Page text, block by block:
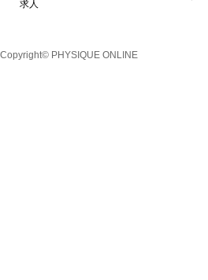
求人
Copyright© PHYSIQUE ONLINE